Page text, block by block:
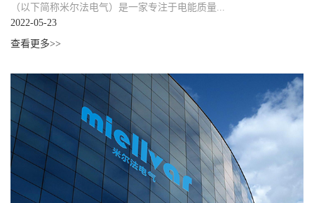
（以下简称米尔法电气）是一家专注于电能质量...
2022-05-23
查看更多>>